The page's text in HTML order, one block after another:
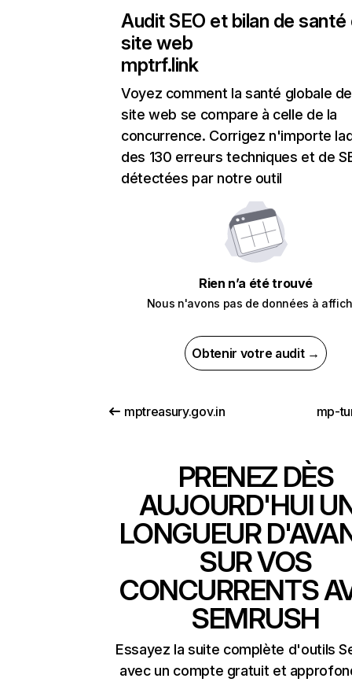
Audit SEO et bilan de santé
site web
mptrf.link
Voyez comment la santé globale
site web se compare à celle de la
concurrence. Corrigez n'importe
des 130 erreurs techniques et de
détectées par notre outil
Rien n’a été trouvé
Nous n'avons pas de données à
Obtenir votre audit →
mptreasury.gov.in mp-
PRENEZ DÈS
AUJOURD'HUI
LONGUEUR
SUR VOS
CONCURRENTS
SEMRUSH
Essayez la suite complète d'outils
avec un compte gratuit et